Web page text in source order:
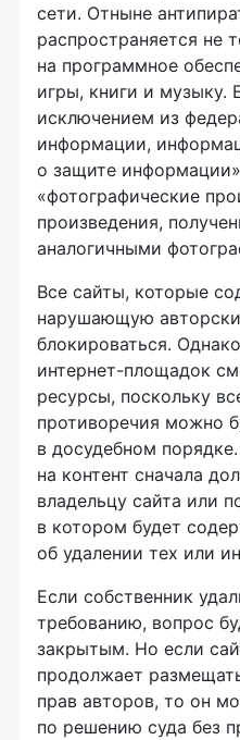
сети. Отныне
распространяется не
на программное
игры, книги и музыку.
исключением из
информации,
о защите
«фотографические
произведения,
аналогичными
Все сайты, которые
нарушающую
блокироваться.
интернет-площадок
ресурсы, поскольку
противоречия можно
в досудебном
на контент сначала
владельцу сайта или
в котором будет
об удалении тех или
Если собственник
требованию, вопрос
закрытым. Но если
продолжает
прав авторов, то он
по решению суда без